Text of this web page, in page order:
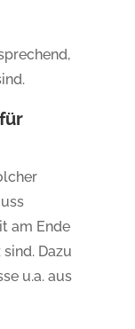
am Ende
Dazu
u.a. aus